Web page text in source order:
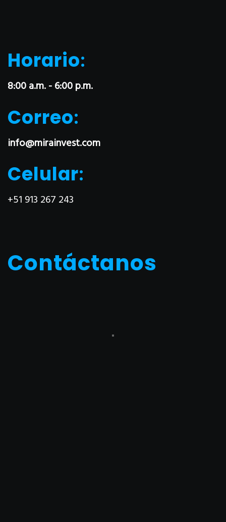
Horario:
8:00 a.m. - 6:00 p.m.
Correo:
info@mirainvest.com
Celular:
+51 913 267 243
Contáctanos